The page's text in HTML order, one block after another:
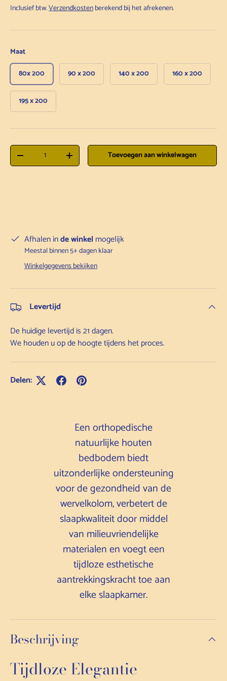
Inclusief btw.Verzendkostenberekend bij het afrekenen.
Maat
80x 200
90 x 200 140 x 200 160 x 200
195 x 200
Aantal
Hoeveelheid verlagenHoeveelheid verhogenToevoegen aan winkelwagen
Afhalen inde winkel mogelijk
Meestal binnen 5+ dagen klaar
Winkelgegevens bekijken
Levertijd
De huidige levertijd is 21 dagen.
We houden u op de hoogte tijdens het proces.
Delen:
Een orthopedische
natuurlijke houten
bedbodem biedt
uitzonderlijke ondersteuning
voor de gezondheid van de
wervelkolom, verbetert de
slaapkwaliteit door middel
van milieuvriendelijke
materialen en voegt een
tijdloze esthetische
aantrekkingskracht toe aan
elke slaapkamer.
Beschrijving
Tijdloze Elegantie